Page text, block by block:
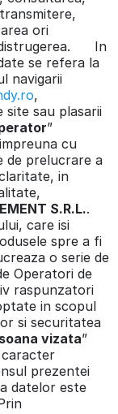
ori
distrugerea. In
se refera la
navigarii
,
site sau plasarii
”
cu
de prelucrare a
in
S.R.L..
care isi
spre a fi
o serie de
Operatori de
raspunzatori
in scopul
si securitatea
vizata”
prezentei
datelor este